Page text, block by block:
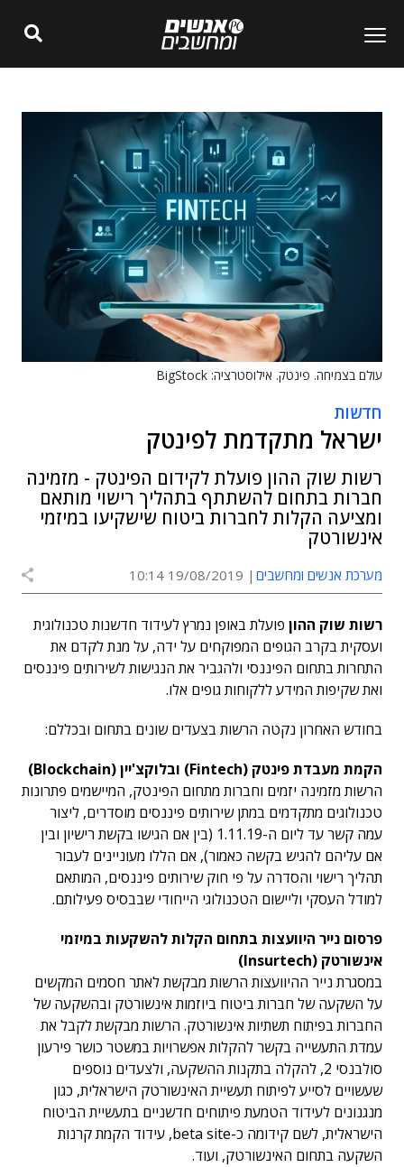
עולם בצמיחה. פינטק. אילוסטרציה: BigStock
חדשות
ישראל מתקדמת לפינטק
רשות שוק ההון פועלת לקידום הפינטק - מזמינה
חברות בתחום להשתתף בתהליך רישוי מותאם
ומציעה הקלות לחברות ביטוח שישקיעו במיזמי
אינשורטק
מערכת אנשים ומחשבים 19/08/2019 10:14
רשות שוק ההון פועלת באופן נמרץ לעידוד חדשנות טכנולוגית
ועסקית בקרב הגופים המפוקחים על ידה, על מנת לקדם את
התחרות בתחום הפיננסי ולהגביר את הנגישות לשירותים פיננסים
ואת שקיפות המידע ללקוחות גופים אלו.
בחודש האחרון נקטה הרשות בצעדים שונים בתחום ובכללם:
הקמת מעבדת פינטק (Fintech) ובלוקצ'יין (Blockchain)
הרשות מזמינה יזמים וחברות מתחום הפינטק, המיישמים פתרונות
טכנולוגים מתקדמים במתן שירותים פיננסים מוסדרים, ליצור
עמה קשר עד ליום ה-1.11.19 (בין אם הגישו בקשת רישיון ובין
אם עליהם להגיש בקשה כאמור), אם הללו מעוניינים לעבור
תהליך רישוי והסדרה על פי חוק שירותים פיננסים, המותאם
למודל העסקי וליישום הטכנולוגי הייחודי שבבסיס פעילותם.
פרסום נייר היוועצות בתחום הקלות להשקעות במיזמי
אינשורטק (Insurtech)
במסגרת נייר ההיוועצות הרשות מבקשת לאתר חסמים המקשים
על השקעה של חברות ביטוח ביוזמות אינשורטק ובהשקעה של
החברות בפיתוח תשתיות אינשורטק. הרשות מבקשת לקבל את
עמדת התעשייה בקשר להקלות אפשרויות במשטר כושר פירעון
סולבנסי 2, להקלה בתקנות ההשקעה, ולצעדים נוספים
שעשויים לסייע לפיתוח תעשיית האינשורטק הישראלית, כגון
מנגנונים לעידוד הטמעת פיתוחים חדשניים בתעשיית הביטוח
הישראלית, לשם קידומה כ-beta site, עידוד הקמת קרנות
השקעה בתחום האינשורטק, ועוד.